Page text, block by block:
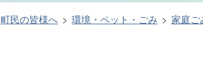
町民の皆様へ 環境・ペット・ごみ 家庭ご